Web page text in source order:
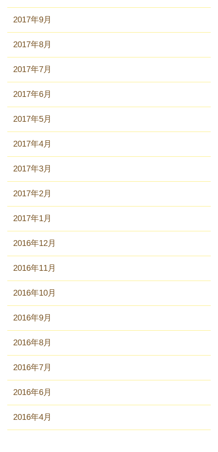
2017年9月
2017年8月
2017年7月
2017年6月
2017年5月
2017年4月
2017年3月
2017年2月
2017年1月
2016年12月
2016年11月
2016年10月
2016年9月
2016年8月
2016年7月
2016年6月
2016年4月